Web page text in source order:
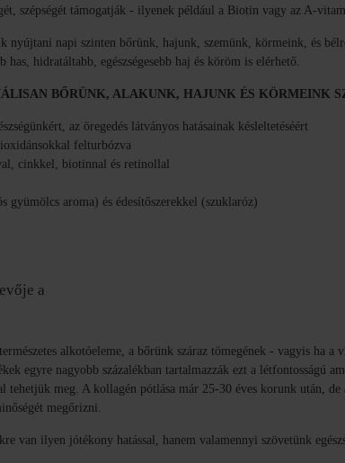
szépségét támogatják - ilyenek például a Biotin vagy az A-
napi szinten bőrünk, hajunk, szemünk, körmeink, és
hidratáltabb, egészségesebb haj és köröm is elérhető.
BŐRÜNK, ALAKUNK, HAJUNK ÉS KÖRMEINK
az öregedés látványos hatásainak késleltetéséért
felturbózva
cinkkel, biotinnal és retinollal
gyümölcs aroma) és édesítőszerekkel (szuklaróz)
a
alkotóeleme, a bőrünk száraz tömegének - vagyis
egyre nagyobb százalékban tartalmazzák ezt a létfontosságú
meg. A kollagén pótlása már 25-30 éves korunk után,
megőrizni.
van ilyen jótékony hatással, hanem valamennyi szövetünk